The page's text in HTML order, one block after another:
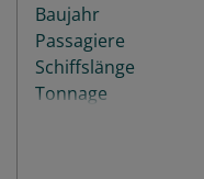
Baujahr
Passagiere
Schiffslänge
Tonnage